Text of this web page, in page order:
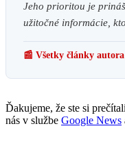
Jeho prioritou je
užitočné informácie,
📰 Všetky články autora
Ďakujeme, že ste si
nás v službe Google News